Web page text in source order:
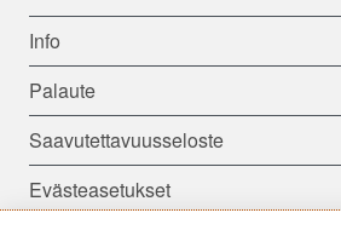
Info
Palaute
Saavutettavuusseloste
Evästeasetukset